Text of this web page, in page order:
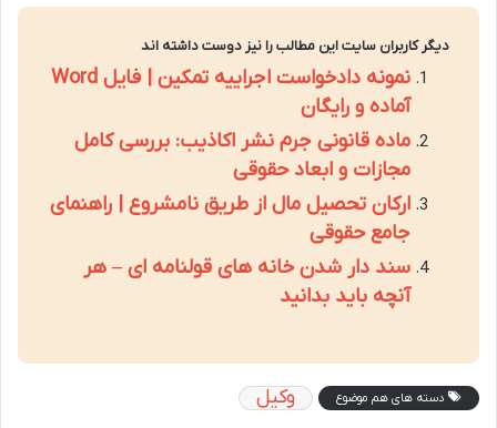
دیگر کاربران سایت این مطالب را نیز دوست داشته اند
نمونه دادخواست اجراییه تمکین | فایل Word
آماده و رایگان
ماده قانونی جرم نشر اکاذیب: بررسی کامل
مجازات و ابعاد حقوقی
ارکان تحصیل مال از طریق نامشروع | راهنمای
جامع حقوقی
سند دار شدن خانه های قولنامه ای – هر
آنچه باید بدانید
دسته های هم موضوع وکیل